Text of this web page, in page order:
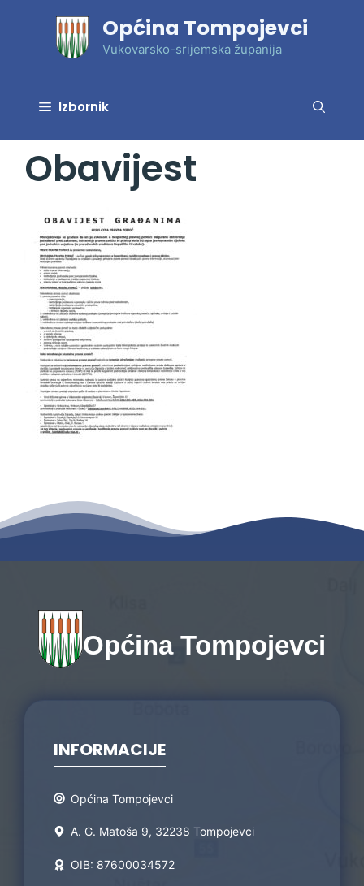
Općina Tompojevci
Vukovarsko-srijemska županija
Izbornik
Obavijest
Općina Tompojevci
INFORMACIJE
Općina Tompojevci
A. G. Matoša 9, 32238 Tompojevci
OIB: 87600034572